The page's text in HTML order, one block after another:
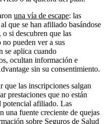
una vía de escape: las
que se han afiliado basándose
si descubren que las
pueden ver a sus
se aplica cuando
ocultan información e
sin su consentimiento.
que las inscripciones salgan
prestaciones que no están
potencial afiliado. Las
una fuente creciente de quejas
sobre Seguros de Salud